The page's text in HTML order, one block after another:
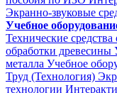
Экранно-звуковые
Учебное
Технические средства
обработки древесины
металла Учебное
Труд (Технология)
технологии